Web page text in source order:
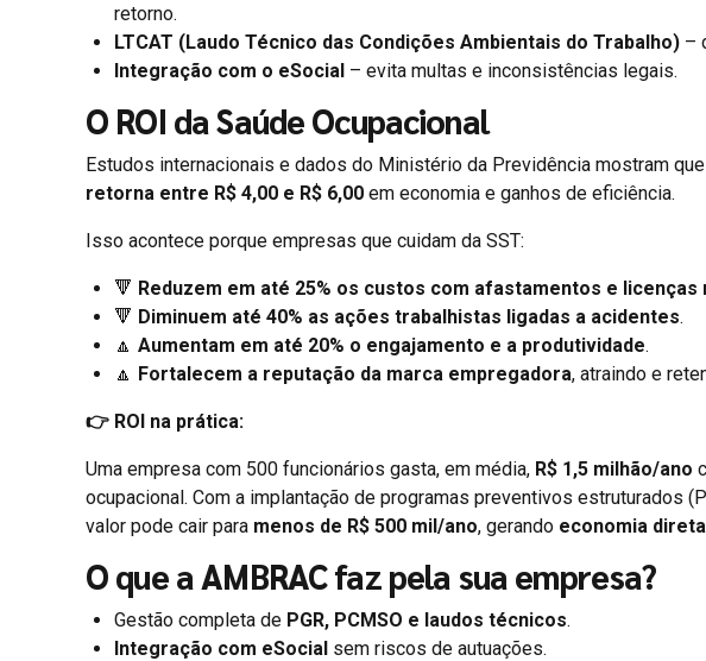
retorno.
LTCAT (Laudo Técnico das Condições Ambientais do Trabalho) –
Integração com o eSocial – evita multas e inconsistências legais.
O ROI da Saúde Ocupacional
Estudos internacionais e dados do Ministério da Previdência mostram que
retorna entre R$ 4,00 e R$ 6,00 em economia e ganhos de eficiência.
Isso acontece porque empresas que cuidam da SST:
🔻 Reduzem em até 25% os custos com afastamentos e licenças
🔻 Diminuem até 40% as ações trabalhistas ligadas a acidentes.
🔼 Aumentam em até 20% o engajamento e a produtividade.
🔼 Fortalecem a reputação da marca empregadora, atraindo e
👉 ROI na prática:
Uma empresa com 500 funcionários gasta, em média, R$ 1,5 milhão/ano
ocupacional. Com a implantação de programas preventivos estruturados
valor pode cair para menos de R$ 500 mil/ano, gerando economia
O que a AMBRAC faz pela sua empresa?
Gestão completa de PGR, PCMSO e laudos técnicos.
Integração com eSocial sem riscos de autuações.